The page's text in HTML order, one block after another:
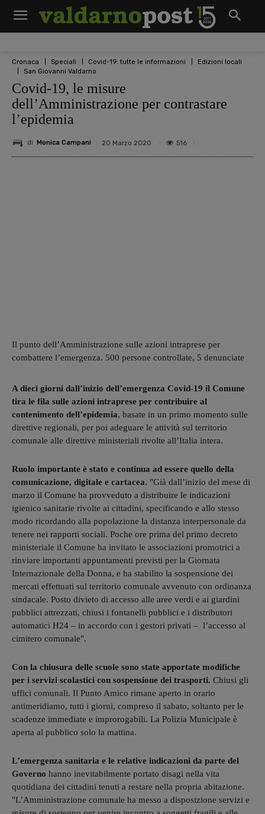
Cronaca Speciali Covid-19: tutte le informazioni
Edizioni locali
San Giovanni Valdarno
Covid-19, le misure
dell’Amministrazione per contrastare
l’epidemia
di Monica Campani 20 Marzo 2020 516
Il punto dell’Amministrazione sulle azioni intraprese per
combattere l’emergenza. 500 persone controllate, 5 denunciate
A dieci giorni dall’inizio dell’emergenza Covid-19 il Comune
tira le fila sulle azioni intraprese per contribuire al
contenimento dell’epidemia, basate in un primo momento sulle
direttive regionali, per poi adeguare le attività sul territorio
comunale alle direttive ministeriali rivolte all’Italia intera.
Ruolo importante è stato e continua ad essere quello della
comunicazione, digitale e cartacea. "Già dall’inizio del mese di
marzo il Comune ha provveduto a distribuire le indicazioni
igienico sanitarie rivolte ai cittadini, specificando e allo stesso
modo ricordando alla popolazione la distanza interpersonale da
tenere nei rapporti sociali. Poche ore prima del primo decreto
ministeriale il Comune ha invitato le associazioni promotrici a
rinviare importanti appuntamenti previsti per la Giornata
Internazionale della Donna, e ha stabilito la sospensione dei
mercati effettuati sul territorio comunale avvenuto con ordinanza
sindacale. Posto divieto di accesso alle aree verdi e ai giardini
pubblici attrezzati, chiusi i fontanelli pubblici e i distributori
automatici H24 – in accordo con i gestori privati – l’accesso al
cimitero comunale".
Con la chiusura delle scuole sono state apportate modifiche
per i servizi scolastici con sospensione dei trasporti. Chiusi gli
uffici comunali. Il Punto Amico rimane aperto in orario
antimeridiamo, tutti i giorni, compreso il sabato, soltanto per le
scadenze immediate e improrogabili. La Polizia Municipale è
aperta al pubblico solo la mattina.
L’emergenza sanitaria e le relative indicazioni da parte del
Governo hanno inevitabilmente portato disagi nella vita
quotidiana dei cittadini tenuti a restare nella propria abitazione.
"L’Amministrazione comunale ha messo a disposizione servizi e